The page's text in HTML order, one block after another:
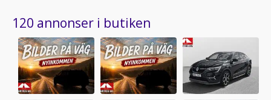
120 annonser i butiken